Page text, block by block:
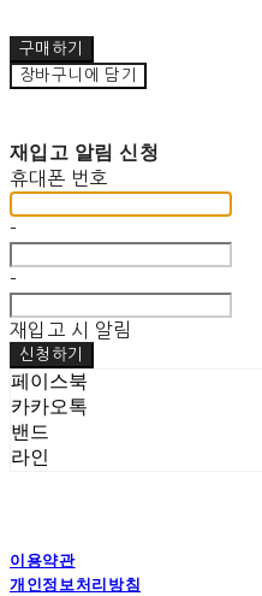
구매하기
장바구니에 담기
재입고 알림 신청
휴대폰 번호
-
-
재입고 시 알림
신청하기
페이스북
카카오톡
밴드
라인
이용약관
개인정보처리방침